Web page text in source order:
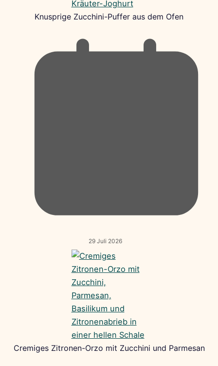
Knusprige Zucchini-Puffer aus dem Ofen
29 Juli 2026
Cremiges Zitronen-Orzo mit Zucchini und Parmesan